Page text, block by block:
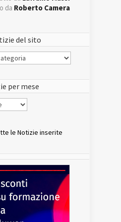
da Roberto Camera
del sito
per mese
le Notizie inserite